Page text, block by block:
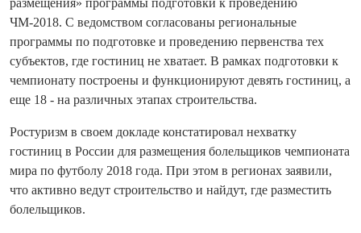
ЧМ-2018. С ведомством согласованы региональные
программы по подготовке и проведению первенства тех
субъектов, где гостиниц не хватает. В рамках подготовки к
чемпионату построены и функционируют девять гостиниц, а
еще 18 - на различных этапах строительства.
Ростуризм в своем докладе констатировал нехватку
гостиниц в России для размещения болельщиков чемпионата
мира по футболу 2018 года. При этом в регионах заявили,
что активно ведут строительство и найдут, где разместить
болельщиков.